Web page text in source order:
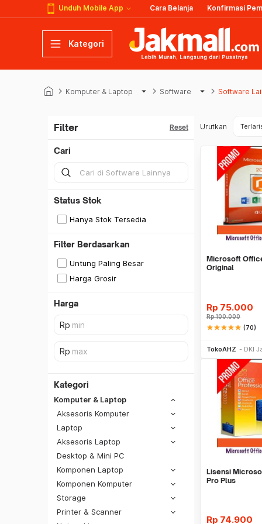
Unduh Mobile App Cara Belanja Konfirmasi
Kategori
keyboard_arrow_right Komputer & Laptop arrow_drop_down keyboard_arrow_right Software arrow_drop_down keyboard_arrow_right Software
Filter Reset
Cari
Status Stok
Hanya Stok Tersedia
Filter Berdasarkan
Untung Paling Besar
Harga Grosir
Harga
Kategori
Komputer & Laptop
Aksesoris Komputer
Laptop
Aksesoris Laptop
Desktop & Mini PC
Komponen Laptop
Komponen Komputer
Storage
Printer & Scanner
SiCepat REG
SiCepat BEST
Urutkan
Microsoft
Original
Rp 75.000
Rp100.000
starstarstarstarstar (70)
TokoAHZ DKI
Lisensi
Pro Plus
Rp 74.900